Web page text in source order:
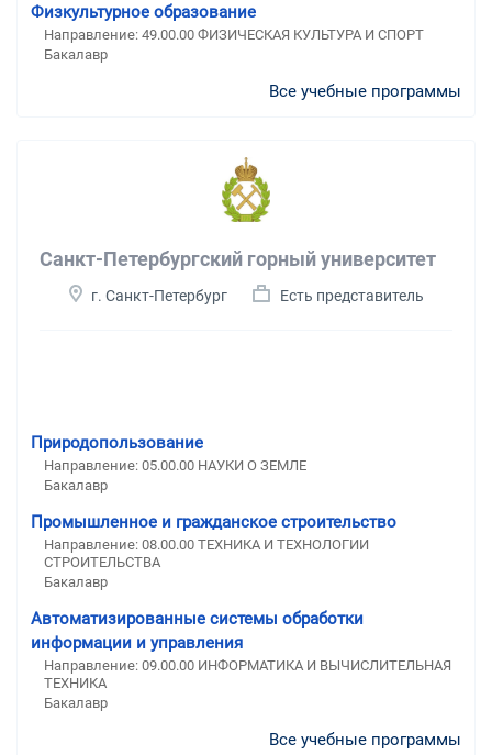
Физкультурное образование
Направление: 49.00.00 ФИЗИЧЕСКАЯ КУЛЬТУРА И СПОРТ
Бакалавр
Все учебные программы
Санкт-Петербургский горный университет
г. Санкт-Петербург Есть представитель
Природопользование
Направление: 05.00.00 НАУКИ О ЗЕМЛЕ
Бакалавр
Промышленное и гражданское строительство
Направление: 08.00.00 ТЕХНИКА И ТЕХНОЛОГИИ
СТРОИТЕЛЬСТВА
Бакалавр
Автоматизированные системы обработки
информации и управления
Направление: 09.00.00 ИНФОРМАТИКА И ВЫЧИСЛИТЕЛЬНАЯ
ТЕХНИКА
Бакалавр
Все учебные программы